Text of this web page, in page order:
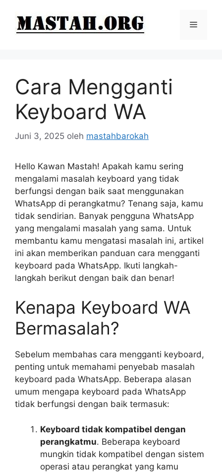
Menu
Cara Mengganti
Keyboard WA
Juni 3, 2025 oleh mastahbarokah
Hello Kawan Mastah! Apakah kamu sering
mengalami masalah keyboard yang tidak
berfungsi dengan baik saat menggunakan
WhatsApp di perangkatmu? Tenang saja, kamu
tidak sendirian. Banyak pengguna WhatsApp
yang mengalami masalah yang sama. Untuk
membantu kamu mengatasi masalah ini, artikel
ini akan memberikan panduan cara mengganti
keyboard pada WhatsApp. Ikuti langkah-
langkah berikut dengan baik dan benar!
Kenapa Keyboard WA
Bermasalah?
Sebelum membahas cara mengganti keyboard,
penting untuk memahami penyebab masalah
keyboard pada WhatsApp. Beberapa alasan
umum mengapa keyboard pada WhatsApp
tidak berfungsi dengan baik termasuk:
Keyboard tidak kompatibel dengan
perangkatmu. Beberapa keyboard
mungkin tidak kompatibel dengan sistem
operasi atau perangkat yang kamu